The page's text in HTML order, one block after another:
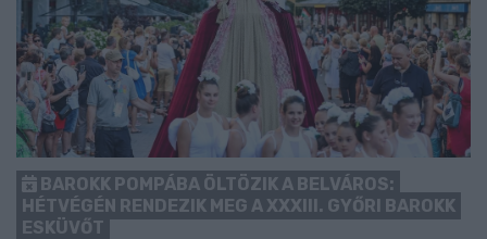
BAROKK POMPÁBA ÖLTÖZIK A BELVÁROS:
HÉTVÉGÉN RENDEZIK MEG A XXXIII. GYŐRI BAROKK
ESKÜVŐT